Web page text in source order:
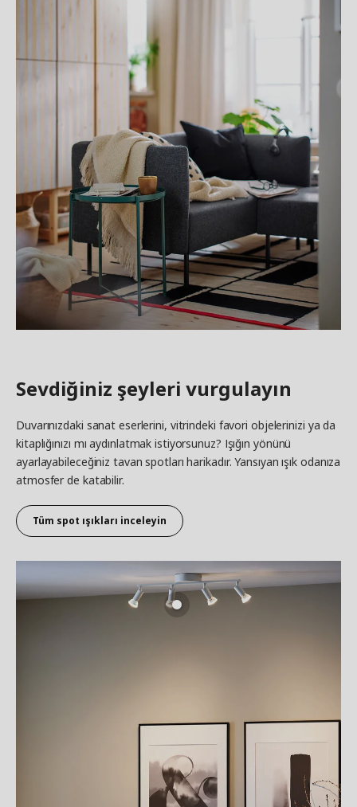
Sevdiğiniz şeyleri vurgulayın
Duvarınızdaki sanat eserlerini, vitrindeki favori objelerinizi ya da
kitaplığınızı mı aydınlatmak istiyorsunuz? Işığın yönünü
ayarlayabileceğiniz tavan spotları harikadır. Yansıyan ışık odanıza
atmosfer de katabilir.
Tüm spot ışıkları inceleyin